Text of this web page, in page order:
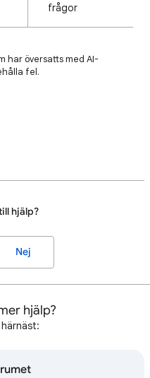
frågor
har översatts med AI-
fel.
hjälp?
Nej
hjälp?